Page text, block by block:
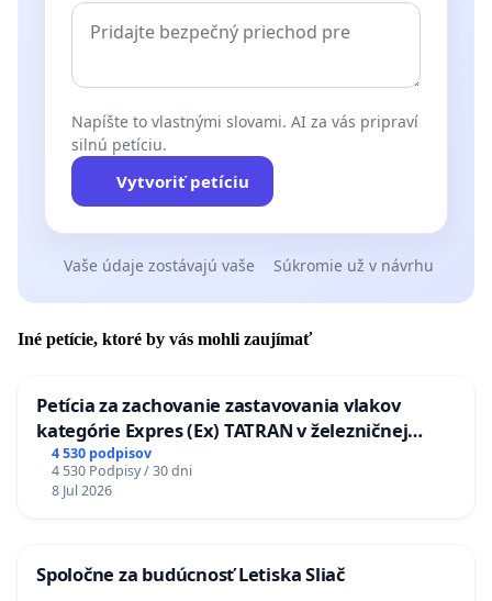
Napíšte to vlastnými slovami. AI za vás pripraví
silnú petíciu.
Vytvoriť petíciu
Vaše údaje zostávajú vaše Súkromie už v návrhu
Iné petície, ktoré by vás mohli zaujímať
Petícia za zachovanie zastavovania vlakov
kategórie Expres (Ex) TATRAN v železničnej
stanici Púchov
4 530 podpisov
4 530 Podpisy / 30 dni
8 Jul 2026
Spoločne za budúcnosť Letiska Sliač